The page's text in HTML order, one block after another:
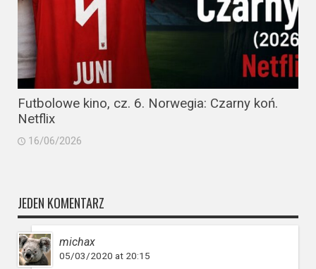
Futbolowe kino, cz. 6. Norwegia: Czarny koń.
Netflix
16/06/2026
JEDEN KOMENTARZ
michax
05/03/2020 at 20:15